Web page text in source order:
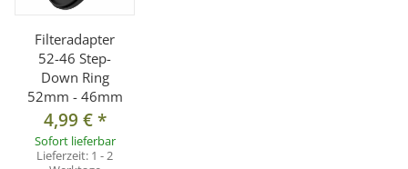
Filteradapter
52-46 Step-
Down Ring
52mm - 46mm
4,99 €*
Sofort lieferbar
Lieferzeit: 1 - 2